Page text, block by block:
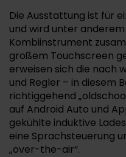
Die Ausstattung ist für
und wird unter
Kombiinstrument
großem Touchscreen
erweisen sich die nach
und Regler – in diesem
richtiggehend
auf Android Auto und
gekühlte induktive
eine Sprachsteuerung
„over-the-air“.